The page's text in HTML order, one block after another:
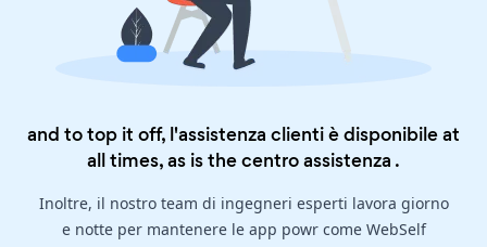
and to top it off, l'assistenza clienti è disponibile at
all times, as is thecentro assistenza .
Inoltre, il nostro team di ingegneri esperti lavora giorno
e notte per mantenere le app powr come WebSelf